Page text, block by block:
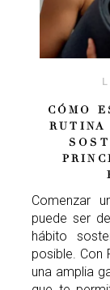
CÓMO
RUTINA
Comenzar
puede ser
hábito
posible. Con
una amplia